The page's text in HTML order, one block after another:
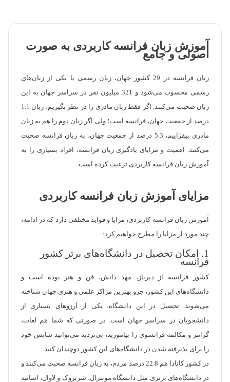
آموزش زبان فرانسه کاربردی به صورت
اصولی و جامع
زبان فرانسه در 29 کشور جهان، زبان رسمی یا یکی از زبان‌های
رسمی محسوب می‌شود و 321 میلیون نفر در سراسر جهان به این
زبان صحبت می‌کنند. اگر فقط زبان مادری را در نظر بگیریم، زبان 1.1
درصد از جمعیت جهان، فرانسه است؛ ولی اگر زبان دوم را هم به زبان
مادری بیفزاییم، 5.3 درصد از جمعیت جهان، به زبان فرانسه صحبت
می‌کنند. اهمیت و مزایای یادگیری زبان فرانسه، افراد بسیاری را به
آموزش زبان فرانسه کاربردی ترغیب کرده است.
مزایای آموزش زبان فرانسه کاربردی
آموزش زبان فرانسه کاربردی، مزایا و فواید مختلفی دارد که در ادامه،
چند مورد از مزایا را مطرح خواهیم کرد:
1. امکان تحصیل در دانشگاه‌های برتر کشور
فرانسه
کشور فرانسه از دیرباز، مهد دانش، فن و هنر بوده است و
دانشگاه‌های این کشور، جزو بهترین مراکز علمی و هنری جهان شناخته
می‌شوند. تحصیل در این دانشگاه، یکی از آرزوهای بسیاری از
دانشجویان در سراسر جهان است. در صورتی که شما هم لغات،
گرامر و مکالمه فرانسوی را بیاموزید، بی‌تردید می‌توانید شانس خود
را برای پذیرفته شدن در دانشگاه‌های این کشور دوچندان کنید.
در کشور کانادا هم 22.8 درصد مردم، به زبان فرانسه صحبت می‌کنند و
در دانشگاه‌های برتری مثل دانشگاه مونترال، شربروک و لاوال، اساتید